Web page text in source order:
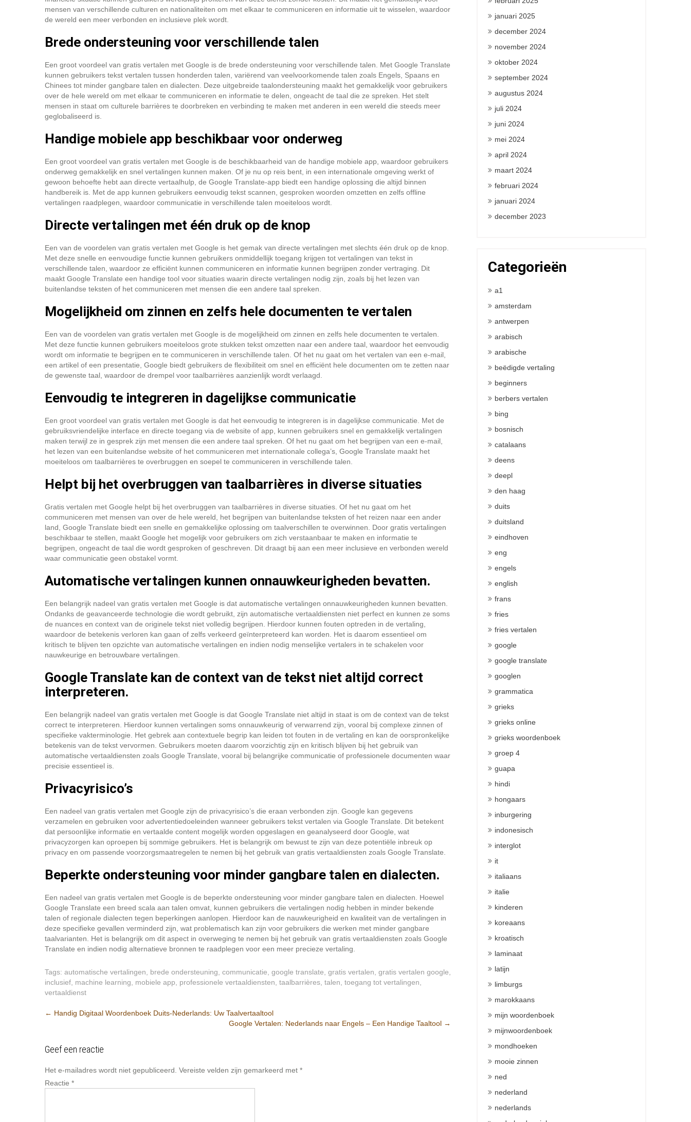
mensen van verschillende culturen en nationaliteiten om met elkaar te communiceren en informatie uit te wisselen, waardoor
de wereld een meer verbonden en inclusieve plek wordt.
Brede ondersteuning voor verschillende talen
Een groot voordeel van gratis vertalen met Google is de brede ondersteuning voor verschillende talen. Met Google Translate
kunnen gebruikers tekst vertalen tussen honderden talen, variërend van veelvoorkomende talen zoals Engels, Spaans en
Chinees tot minder gangbare talen en dialecten. Deze uitgebreide taalondersteuning maakt het gemakkelijk voor gebruikers
over de hele wereld om met elkaar te communiceren en informatie te delen, ongeacht de taal die ze spreken. Het stelt
mensen in staat om culturele barrières te doorbreken en verbinding te maken met anderen in een wereld die steeds meer
geglobaliseerd is.
Handige mobiele app beschikbaar voor onderweg
Een groot voordeel van gratis vertalen met Google is de beschikbaarheid van de handige mobiele app, waardoor gebruikers
onderweg gemakkelijk en snel vertalingen kunnen maken. Of je nu op reis bent, in een internationale omgeving werkt of
gewoon behoefte hebt aan directe vertaalhulp, de Google Translate-app biedt een handige oplossing die altijd binnen
handbereik is. Met de app kunnen gebruikers eenvoudig tekst scannen, gesproken woorden omzetten en zelfs offline
vertalingen raadplegen, waardoor communicatie in verschillende talen moeiteloos wordt.
Directe vertalingen met één druk op de knop
Een van de voordelen van gratis vertalen met Google is het gemak van directe vertalingen met slechts één druk op de knop.
Met deze snelle en eenvoudige functie kunnen gebruikers onmiddellijk toegang krijgen tot vertalingen van tekst in
verschillende talen, waardoor ze efficiënt kunnen communiceren en informatie kunnen begrijpen zonder vertraging. Dit
maakt Google Translate een handige tool voor situaties waarin directe vertalingen nodig zijn, zoals bij het lezen van
buitenlandse teksten of het communiceren met mensen die een andere taal spreken.
Mogelijkheid om zinnen en zelfs hele documenten te vertalen
Een van de voordelen van gratis vertalen met Google is de mogelijkheid om zinnen en zelfs hele documenten te vertalen.
Met deze functie kunnen gebruikers moeiteloos grote stukken tekst omzetten naar een andere taal, waardoor het eenvoudig
wordt om informatie te begrijpen en te communiceren in verschillende talen. Of het nu gaat om het vertalen van een e-mail,
een artikel of een presentatie, Google biedt gebruikers de flexibiliteit om snel en efficiënt hele documenten om te zetten naar
de gewenste taal, waardoor de drempel voor taalbarrières aanzienlijk wordt verlaagd.
Eenvoudig te integreren in dagelijkse communicatie
Een groot voordeel van gratis vertalen met Google is dat het eenvoudig te integreren is in dagelijkse communicatie. Met de
gebruiksvriendelijke interface en directe toegang via de website of app, kunnen gebruikers snel en gemakkelijk vertalingen
maken terwijl ze in gesprek zijn met mensen die een andere taal spreken. Of het nu gaat om het begrijpen van een e-mail,
het lezen van een buitenlandse website of het communiceren met internationale collega’s, Google Translate maakt het
moeiteloos om taalbarrières te overbruggen en soepel te communiceren in verschillende talen.
Helpt bij het overbruggen van taalbarrières in diverse situaties
Gratis vertalen met Google helpt bij het overbruggen van taalbarrières in diverse situaties. Of het nu gaat om het
communiceren met mensen van over de hele wereld, het begrijpen van buitenlandse teksten of het reizen naar een ander
land, Google Translate biedt een snelle en gemakkelijke oplossing om taalverschillen te overwinnen. Door gratis vertalingen
beschikbaar te stellen, maakt Google het mogelijk voor gebruikers om zich verstaanbaar te maken en informatie te
begrijpen, ongeacht de taal die wordt gesproken of geschreven. Dit draagt bij aan een meer inclusieve en verbonden wereld
waar communicatie geen obstakel vormt.
Automatische vertalingen kunnen onnauwkeurigheden bevatten.
Een belangrijk nadeel van gratis vertalen met Google is dat automatische vertalingen onnauwkeurigheden kunnen bevatten.
Ondanks de geavanceerde technologie die wordt gebruikt, zijn automatische vertaaldiensten niet perfect en kunnen ze soms
de nuances en context van de originele tekst niet volledig begrijpen. Hierdoor kunnen fouten optreden in de vertaling,
waardoor de betekenis verloren kan gaan of zelfs verkeerd geïnterpreteerd kan worden. Het is daarom essentieel om
kritisch te blijven ten opzichte van automatische vertalingen en indien nodig menselijke vertalers in te schakelen voor
nauwkeurige en betrouwbare vertalingen.
Google Translate kan de context van de tekst niet altijd correct
interpreteren.
Een belangrijk nadeel van gratis vertalen met Google is dat Google Translate niet altijd in staat is om de context van de tekst
correct te interpreteren. Hierdoor kunnen vertalingen soms onnauwkeurig of verwarrend zijn, vooral bij complexe zinnen of
specifieke vakterminologie. Het gebrek aan contextuele begrip kan leiden tot fouten in de vertaling en kan de oorspronkelijke
betekenis van de tekst vervormen. Gebruikers moeten daarom voorzichtig zijn en kritisch blijven bij het gebruik van
automatische vertaaldiensten zoals Google Translate, vooral bij belangrijke communicatie of professionele documenten waar
precisie essentieel is.
Privacyrisico’s
Een nadeel van gratis vertalen met Google zijn de privacyrisico’s die eraan verbonden zijn. Google kan gegevens
verzamelen en gebruiken voor advertentiedoeleinden wanneer gebruikers tekst vertalen via Google Translate. Dit betekent
dat persoonlijke informatie en vertaalde content mogelijk worden opgeslagen en geanalyseerd door Google, wat
privacyzorgen kan oproepen bij sommige gebruikers. Het is belangrijk om bewust te zijn van deze potentiële inbreuk op
privacy en om passende voorzorgsmaatregelen te nemen bij het gebruik van gratis vertaaldiensten zoals Google Translate.
Beperkte ondersteuning voor minder gangbare talen en dialecten.
Een nadeel van gratis vertalen met Google is de beperkte ondersteuning voor minder gangbare talen en dialecten. Hoewel
Google Translate een breed scala aan talen omvat, kunnen gebruikers die vertalingen nodig hebben in minder bekende
talen of regionale dialecten tegen beperkingen aanlopen. Hierdoor kan de nauwkeurigheid en kwaliteit van de vertalingen in
deze specifieke gevallen verminderd zijn, wat problematisch kan zijn voor gebruikers die werken met minder gangbare
taalvarianten. Het is belangrijk om dit aspect in overweging te nemen bij het gebruik van gratis vertaaldiensten zoals Google
Translate en indien nodig alternatieve bronnen te raadplegen voor een meer precieze vertaling.
Tags: automatische vertalingen brede ondersteuning communicatie google translate gratis vertalen gratis vertalen google
inclusief machine learning mobiele app professionele vertaaldiensten taalbarrières talen toegang tot vertalingen
vertaaldienst
Berichtnavigatie
← Handig Digitaal Woordenboek Duits-Nederlands: Uw Taalvertaaltool
Google Vertalen: Nederlands naar Engels – Een Handige Taaltool →
Geef een reactie
Het e-mailadres wordt niet gepubliceerd. Vereiste velden zijn gemarkeerd met *
Reactie *
januari 2025
december 2024
november 2024
oktober 2024
september 2024
augustus 2024
juli 2024
juni 2024
mei 2024
april 2024
maart 2024
februari 2024
januari 2024
december 2023
Categorieën
a1
amsterdam
antwerpen
arabisch
arabische
beëdigde vertaling
beginners
berbers vertalen
bing
bosnisch
catalaans
deens
deepl
den haag
duits
duitsland
eindhoven
eng
engels
english
frans
fries
fries vertalen
google
google translate
googlen
grammatica
grieks
grieks online
grieks woordenboek
groep 4
guapa
hindi
hongaars
inburgering
indonesisch
interglot
it
italiaans
italie
kinderen
koreaans
kroatisch
laminaat
latijn
limburgs
marokkaans
mijn woordenboek
mijnwoordenboek
mondhoeken
mooie zinnen
ned
nederland
nederlands